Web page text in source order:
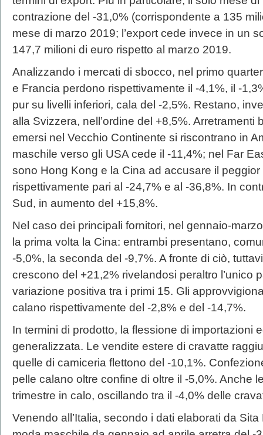
contrazione del -31,0% (corrispondente a 135
mese di marzo 2019; l’export cede invece in un
147,7 milioni di euro rispetto al marzo 2019.
Analizzando i mercati di sbocco, nel primo
e Francia perdono rispettivamente il -4,1%, il -
pur su livelli inferiori, cala del -2,5%. Restano,
alla Svizzera, nell’ordine del +8,5%. Arretramenti
emersi nel Vecchio Continente si riscontrano in
maschile verso gli USA cede il -11,4%; nel Far
sono Hong Kong e la Cina ad accusare il
rispettivamente pari al -24,7% e al -36,8%. In
Sud, in aumento del +15,8%.
Nel caso dei principali fornitori, nel gennaio-
la prima volta la Cina: entrambi presentano,
-5,0%, la seconda del -9,7%. A fronte di ciò,
crescono del +21,2% rivelandosi peraltro l’unico
variazione positiva tra i primi 15. Gli
calano rispettivamente del -2,8% e del -14,7%.
In termini di prodotto, la flessione di importazioni
generalizzata. Le vendite estere di cravatte
quelle di camiceria flettono del -10,1%.
pelle calano oltre confine di oltre il -5,0%. Anche
trimestre in calo, oscillando tra il -4,0% delle
Venendo all’Italia, secondo i dati elaborati da